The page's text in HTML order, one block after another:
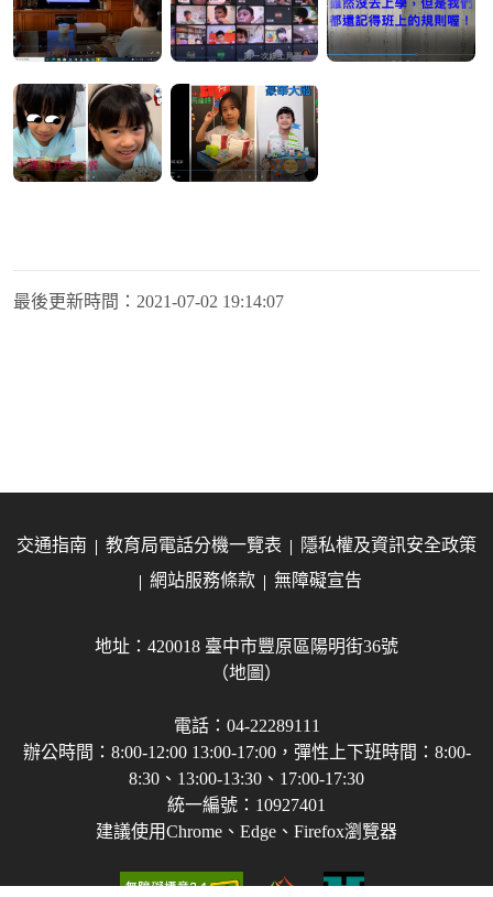
最後更新時間： 2021-07-02 19:14:07
交通指南 教育局電話分機一覽表
隱私權及資訊安全政策
網站服務條款
無障礙宣告
地址：420018 臺中市豐原區陽明街36號
（地圖）
電話：04-22289111
辦公時間：8:00-12:00 13:00-17:00，彈性上下班時間：8:00-
8:30、13:00-13:30、17:00-17:30
統一編號：10927401
建議使用Chrome、Edge、Firefox瀏覽器